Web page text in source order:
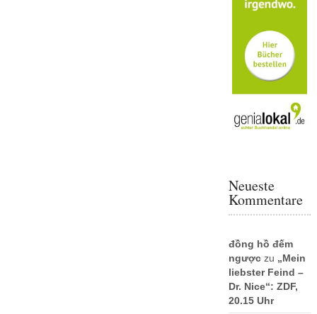
Neueste
Kommentare
đồng hồ đếm
ngượczu „Mein
liebster Feind –
Dr. Nice“: ZDF,
20.15 Uhr